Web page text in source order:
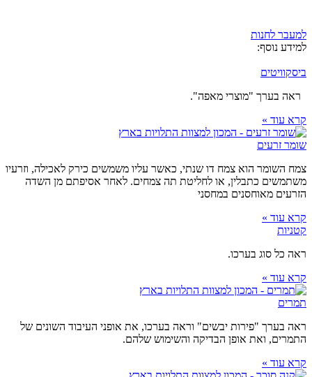
למעבר לחנות
למידע נוסף:
ביסקוויטים
ראה בערך "מוצרי מאפה".
קרא עוד »
שומר זרעים
צמח השומר הוא צמח דו שנתי, כאשר עליו משמשים כירק לאכילה, וזרעיו
משתמשים כתבלין, או לחליטת תה צמחים. לאחר אסיפתם מן השדה
הזרעים מאוחסנים במחסני
קרא עוד »
קטניות
ראה כל סוג בערכו.
קרא עוד »
תמרים
ראה בערך "פירות יבשים" וראה בערכו, את אופני העיבוד השונים של
התמרים, ואת אופן הבדיקה והשימוש שלהם.
קרא עוד »